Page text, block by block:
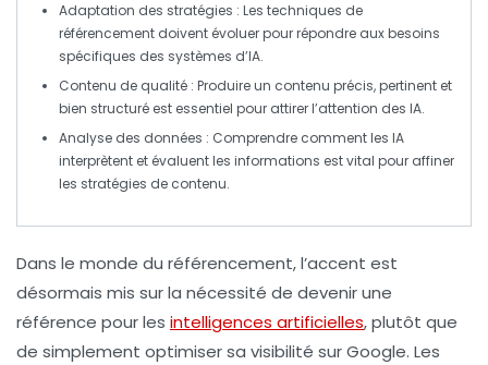
Adaptation des stratégies : Les techniques de
référencement doivent évoluer pour répondre aux besoins
spécifiques des systèmes d’IA.
Contenu de qualité : Produire un contenu précis, pertinent et
bien structuré est essentiel pour attirer l’attention des IA.
Analyse des données : Comprendre comment les IA
interprètent et évaluent les informations est vital pour affiner
les stratégies de contenu.
Dans le monde du référencement, l’accent est
désormais mis sur la nécessité de devenir une
référence pour les intelligences artificielles, plutôt que
de simplement optimiser sa visibilité surGoogle. Les